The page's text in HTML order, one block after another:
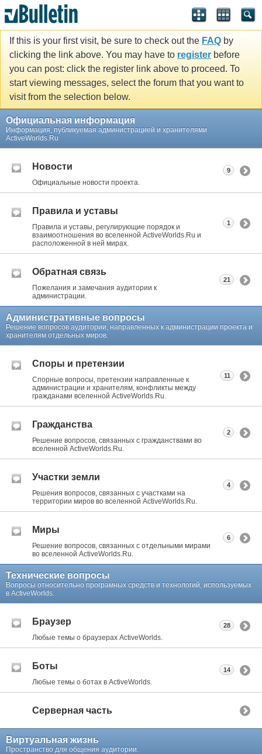
If this is your first visit, be sure to check out the FAQ by
clicking the link above. You may have to register before
you can post: click the register link above to proceed. To
start viewing messages, select the forum that you want to
visit from the selection below.
Официальная информация
Информация, публикуемая администрацией и хранителями
ActiveWorlds.Ru
Новости
Официальные новости проекта.
9
Правила и уставы
Правила и уставы, регулирующие порядок и
взаимоотношения во вселенной ActiveWorlds.Ru и
расположенной в ней мирах.
1
Обратная связь
Пожелания и замечания аудитории к
администрации.
21
Административные вопросы
Решение вопросов аудитории, направленных к администрации проекта и
хранителям отдельных миров.
Споры и претензии
Спорные вопросы, претензии направленные к
администрации и хранителям, конфликты между
гражданами вселенной ActiveWorlds.Ru.
11
Гражданства
Решение вопросов, связанных с гражданствами во
вселенной ActiveWorlds.Ru.
2
Участки земли
Решения вопросов, связанных с участками на
территории миров во вселенной ActiveWorlds.Ru.
4
Миры
Решение вопросов, связанных с отдельными мирами
во вселенной ActiveWorlds.Ru.
6
Технические вопросы
Вопросы относительно програмных средств и технологий, используемых
в ActiveWorlds.
Браузер
Любые темы о браузерах ActiveWorlds.
28
Боты
Любые темы о ботах в ActiveWorlds.
14
Серверная часть
Виртуальная жизнь
Пространство для общения аудитории.